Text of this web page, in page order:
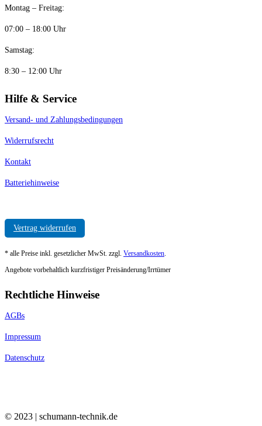
Montag – Freitag:
07:00 – 18:00 Uhr
Samstag:
8:30 – 12:00 Uhr
Hilfe & Service
Versand- und Zahlungsbedingungen
Widerrufsrecht
Kontakt
Batteriehinweise
Vertrag widerrufen
* alle Preise inkl. gesetzlicher MwSt. zzgl. Versandkosten.
Angebote vorbehaltlich kurzfristiger Preisänderung/Irrtümer
Rechtliche Hinweise
AGBs
Impressum
Datenschutz
© 2023 | schumann-technik.de